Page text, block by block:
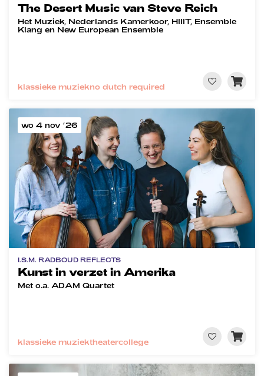
The Desert Music van Steve Reich
Het Muziek, Nederlands Kamerkoor, HIIIT, Ensemble
Klang en New European Ensemble
klassieke muziekno dutch required
Kunst in verzet in Amerika
Met o.a. ADAM Quartet
I.S.M. RADBOUD REFLECTS
wo 4 nov ’26
klassieke muziektheatercollege